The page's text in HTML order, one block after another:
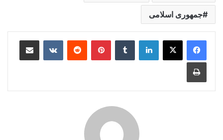
جمهوری اسلامی
لینکدین ‫تامبلر ‫پین‌ترست‫رددیت ‫VKontakteاشتراک گذاری از طریق ایمیل
چاپ